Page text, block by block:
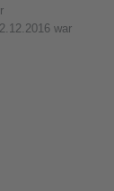
war